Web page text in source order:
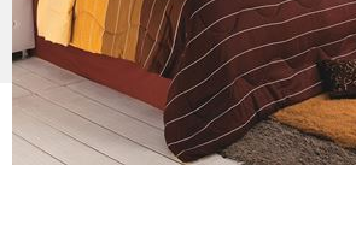
©2026 - casapratica.net - p.iva 03338800984